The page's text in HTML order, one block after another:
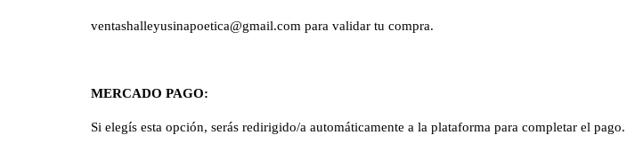
ventashalleyusinapoetica@gmail.com para validar tu compra.
MERCADO PAGO:
Si elegís esta opción, serás redirigido/a automáticamente a la plataforma para completar el pago.